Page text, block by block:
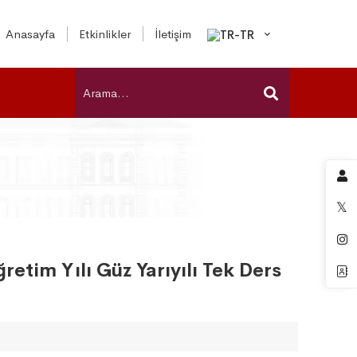
Anasayfa Etkinlikler İletişim
Yılı Güz Yarıyılı Tek Ders